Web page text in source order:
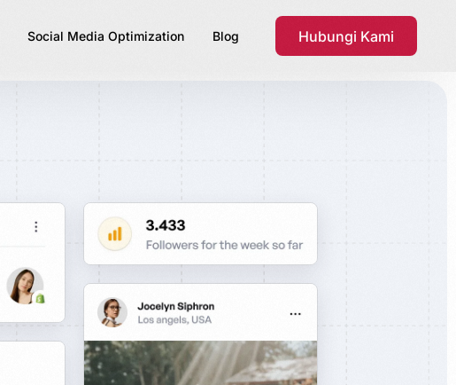
Social Media Optimization Blog Hubungi Kami